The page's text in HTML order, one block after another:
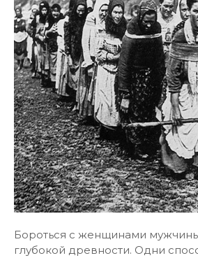
Бороться с женщинами
глубокой древности. Одни